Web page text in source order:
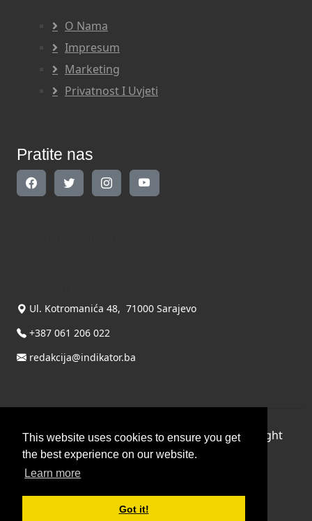
This website uses cookies to ensure you get
the best experience on our website.
Learn more
Got it!
O Nama
Impresum
Marketing
Privatnost I Uvjeti
Pratite nas
Ul. Kotromanića 48, 71000 Sarajevo
+387 061 206 022
redakcija@indikator.ba
©Copyright 2026 by INDIKATOR d.o.o., All Right
Reserved.
Terms Of Use
Powered by THYME SYSTEMS doo